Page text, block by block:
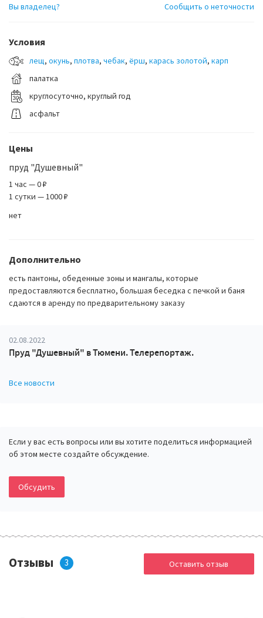
Вы владелец? Сообщить о неточности
Условия
лещ, окунь, плотва, чебак, ёрш, карась золотой, карп
палатка
круглосуточно, круглый год
асфальт
Цены
пруд "Душевный"
1 час — 0 ₽
1 сутки — 1000 ₽
нет
Дополнительно
есть пантоны, обеденные зоны и мангалы, которые
предоставляются бесплатно, большая беседка с печкой и баня
сдаются в аренду по предварительному заказу
02.08.2022
Пруд "Душевный" в Тюмени. Телерепортаж.
Все новости
Если у вас есть вопросы или вы хотите поделиться информацией
об этом месте создайте обсуждение.
Обсудить
Отзывы 3 Оставить отзыв